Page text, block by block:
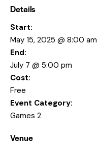
Details
Start:
May 15, 2025 @ 8:00 am
End:
July 7 @ 5:00 pm
Cost:
Free
Event Category:
Games 2
Venue